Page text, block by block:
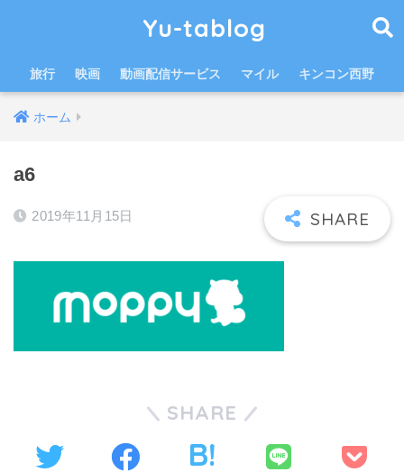
Yu-tablog
旅行 映画 動画配信サービス マイル キンコン西野
ホーム
a6
2019年11月15日
SHARE